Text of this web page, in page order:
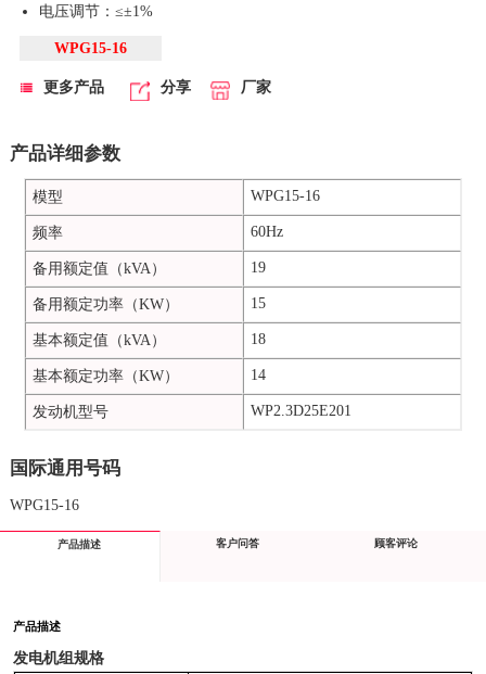
电压调节：≤±1%
WPG15-16
更多产品 分享 厂家
产品详细参数
模型 WPG15-16
频率 60Hz
备用额定值（kVA） 19
备用额定功率（KW） 15
基本额定值（kVA） 18
基本额定功率（KW） 14
发动机型号 WP2.3D25E201
国际通用号码
WPG15-16
产品描述 客户问答 顾客评论
产品描述
发电机组规格